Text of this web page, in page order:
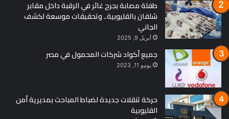
طفلة مصابة بجرح غائر في الرقبة داخل مقابر
شلقان بالقليوبية.. وتحقيقات موسعة لكشف
الجاني
أبريل 9, 2025
جميع أكواد شركات المحمول في مصر
يونيو 11, 2023
حركة تنقلات جديدة لضباط المباحث بمديرية أمن
القليوبية